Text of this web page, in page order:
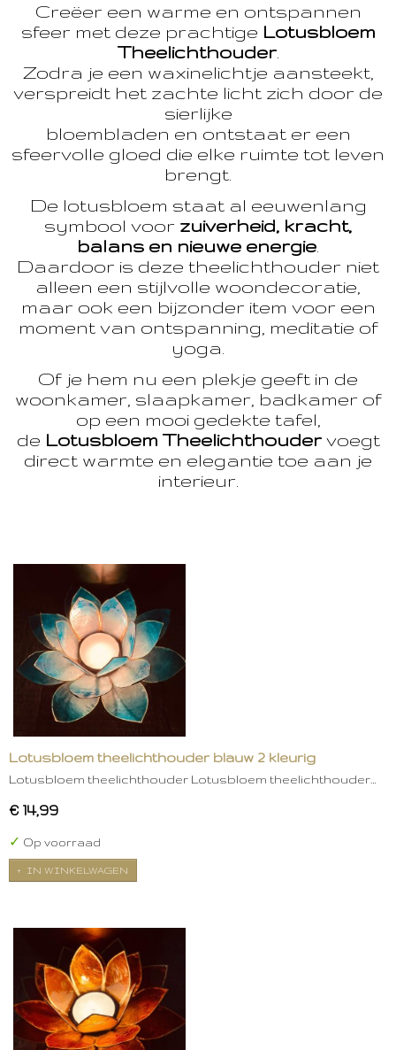
Creëer een warme en ontspannen
sfeer met deze prachtige Lotusbloem
Theelichthouder.
Zodra je een waxinelichtje aansteekt,
verspreidt het zachte licht zich door de
sierlijke
bloembladen en ontstaat er een
sfeervolle gloed die elke ruimte tot leven
brengt.
De lotusbloem staat al eeuwenlang
symbool voor zuiverheid, kracht,
balans en nieuwe energie
Daardoor is deze theelichthouder niet
alleen een stijlvolle woondecoratie,
maar ook een bijzonder item voor een
moment van ontspanning, meditatie of
yoga.
Of je hem nu een plekje geeft in de
woonkamer, slaapkamer, badkamer of
op een mooi gedekte tafel,
de Lotusbloem Theelichthoudervoegt
direct warmte en elegantie toe aan je
interieur.
Lotusbloem theelichthouder blauw 2 kleurig
Lotusbloem theelichthouder Lotusbloem theelichthouder…
€ 14,99
✓ Op voorraad
IN WINKELWAGEN